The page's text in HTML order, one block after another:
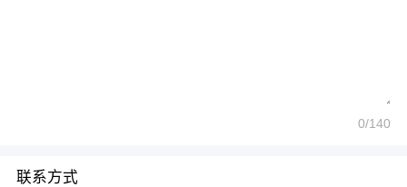
0/140
联系方式